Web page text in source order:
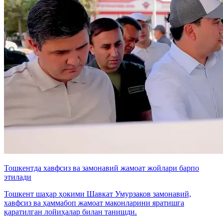
Тошкентда хавфсиз ва замонавий жамоат жойлари барпо
этилади
Тошкент шаҳар ҳокими Шавкат Умурзаков замонавий,
хавфсиз ва ҳаммабоп жамоат маконларини яратишга
қаратилган лойиҳалар билан танишди.